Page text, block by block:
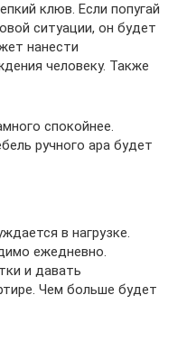
клюв. Если попугай
ситуации, он будет
нанести
человеку. Также
спокойнее.
ручного ара будет
в нагрузке.
ежедневно.
и давать
Чем больше будет